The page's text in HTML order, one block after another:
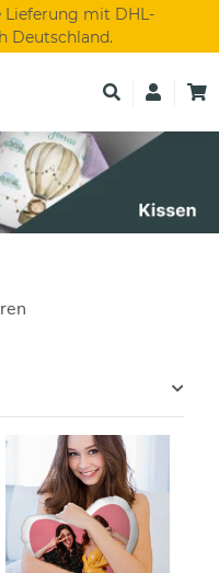
Lieferung mit DHL-
Deutschland.